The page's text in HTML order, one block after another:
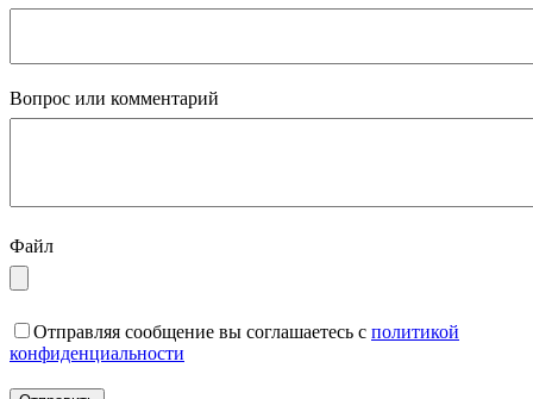
Вопрос или комментарий
Файл
Отправляя сообщение вы соглашаетесь с политикой
конфиденциальности